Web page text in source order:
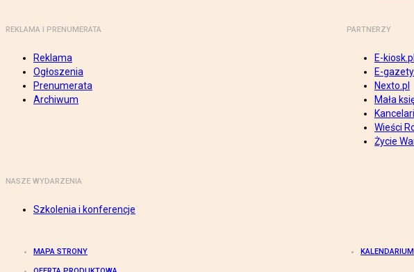
REKLAMA I PRENUMERATA
Reklama
Ogłoszenia
Prenumerata
Archiwum
PARTNERZY
E-kiosk.pl
E-
Nexto.pl
Mała
Wieści
Życie
NASZE WYDARZENIA
Szkolenia i konferencje
MAPA STRONY KALENDARIUM